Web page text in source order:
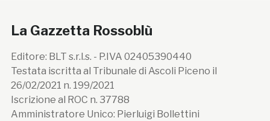
La Gazzetta Rossoblù
Editore: BLT s.r.l.s. - P.IVA 02405390440
Testata iscritta al Tribunale di Ascoli Piceno il
26/02/2021 n. 199/2021
Iscrizione al ROC n. 37788
Amministratore Unico: Pierluigi Bollettini